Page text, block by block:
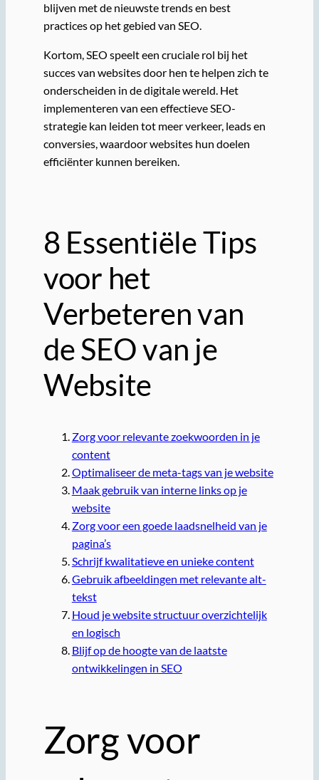
blijven met de nieuwste trends en best
practices op het gebied van SEO.
Kortom, SEO speelt een cruciale rol bij het
succes van websites door hen te helpen zich te
onderscheiden in de digitale wereld. Het
implementeren van een effectieve SEO-
strategie kan leiden tot meer verkeer, leads en
conversies, waardoor websites hun doelen
efficiënter kunnen bereiken.
8 Essentiële Tips
voor het
Verbeteren van
de SEO van je
Website
Zorg voor relevante zoekwoorden in je
content
Optimaliseer de meta-tags van je website
Maak gebruik van interne links op je
website
Zorg voor een goede laadsnelheid van je
pagina’s
Schrijf kwalitatieve en unieke content
Gebruik afbeeldingen met relevante alt-
tekst
Houd je website structuur overzichtelijk
en logisch
Blijf op de hoogte van de laatste
ontwikkelingen in SEO
Zorg voor